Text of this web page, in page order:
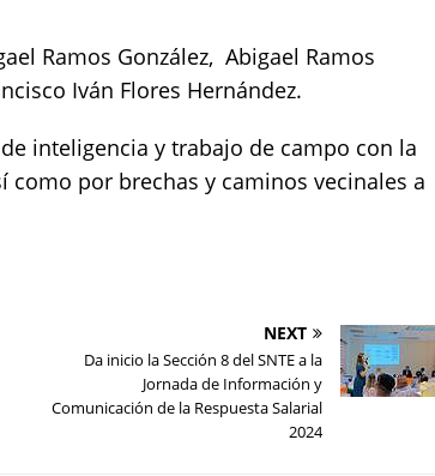
Ramos González, Abigael Ramos
Iván Flores Hernández.
inteligencia y trabajo de campo con la
como por brechas y caminos vecinales a
NEXT
Da inicio la Sección 8 del SNTE a la
Jornada de Información y
Comunicación de la Respuesta Salarial
2024